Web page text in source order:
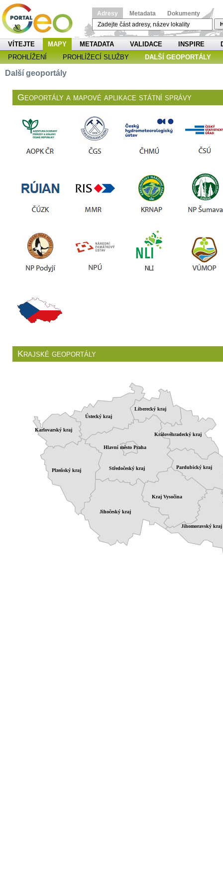
Adresy Metadata Dokumenty
VÍTEJTE MAPY METADATA VALIDACE INSPIRE
PROHLÍŽENÍ
PROHLÍŽECÍ SLUŽBY DALŠÍ GEOPORTÁLY
Další geoportály
Geoportály a mapové aplikace státní správy
Krajské geoportály
Jihočeský kraj
Středočeský kraj
Plzeňský kraj
Kraj Vysočina
Ústecký kraj
Jihomoravský kraj
Pardubický kraj
Liberecký kraj
Karlovarský kraj
Královéhradecký kraj
Hlavní město Praha